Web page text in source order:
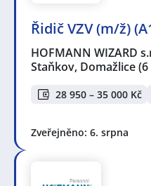
Řidič VZV (m/ž)
HOFMANN WIZARD
Staňkov, Domažlice
28 950 – 35 000 Kč
Zveřejněno: 6. srpna